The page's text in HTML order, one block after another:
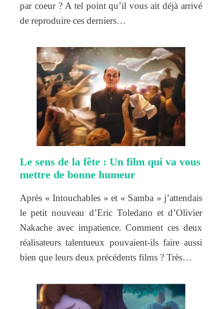
par coeur ? A tel point qu’il vous ait déjà arrivé
de reproduire ces derniers…
Le sens de la fête : Un film qui va vous
mettre de bonne humeur
Après « Intouchables » et « Samba » j’attendais
le petit nouveau d’Eric Toledano et d’Olivier
Nakache avec impatience. Comment ces deux
réalisateurs talentueux pouvaient-ils faire aussi
bien que leurs deux précédents films ? Très…